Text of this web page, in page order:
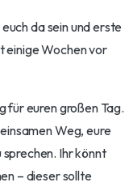
da sein und erste
einige Wochen vor
für euren großen Tag.
Weg, eure
Ihr könnt
– dieser sollte